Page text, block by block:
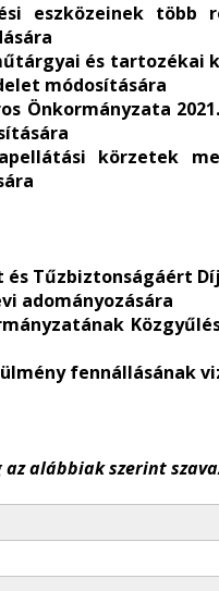
eszközeinek több
és tartozékai
módosítására
Önkormányzata
körzetek
és Tűzbiztonságáért
adományozására
fennállásának
alábbiak szerint